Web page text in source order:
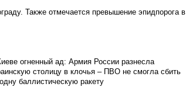
Также отмечается превышение эпидпорога в
огненный ад: Армия России разнесла
столицу в клочья – ПВО не смогла сбить
баллистическую ракету